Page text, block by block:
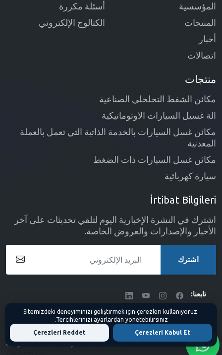
المؤسسية
المنتجات
أخبار
اتصالات
أسئلة مكررة
الكتالوج الإلكتروني
منتجات
مكائن الشفط التخلخلي الصناعية
الة غسيل السيارات الاوتوماتيكية
مكائن غسل السيارات بالخدمة الذاتية التي تعمل بالعملة
المعدنية
مكائن غسل السيارات ذات الضغط
سيارة كهربائية
İrtibat Bilgileri
اشترك في النشرة الإخبارية اليوم لتلقي تحديثات على آخر
الأخبار والإصدارات والعروض الخاصة.
اشترك
تابعنا:
CopyrightKartek Makina
سياسة ملفات الارتباط سياسة الخصوصية
Sitemizdeki deneyiminizi geliştirmek için çerezleri kullanıyoruz.
Tercihlerinizi ayarlardan yönetebilirsiniz.
Çerezleri Kabul Et
Çerezleri Reddet